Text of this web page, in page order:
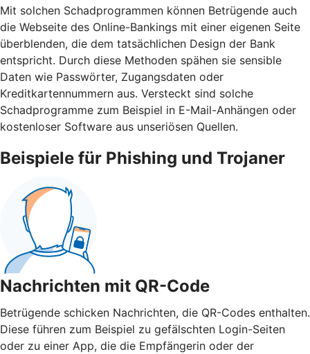
Mit solchen Schadprogrammen können Betrügende auch
die Webseite des Online-Bankings mit einer eigenen Seite
überblenden, die dem tatsächlichen Design der Bank
entspricht. Durch diese Methoden spähen sie sensible
Daten wie Passwörter, Zugangsdaten oder
Kreditkartennummern aus. Versteckt sind solche
Schadprogramme zum Beispiel in E-Mail-Anhängen oder
kostenloser Software aus unseriösen Quellen.
Beispiele für Phishing und Trojaner
Nachrichten mit QR-Code
Betrügende schicken Nachrichten, die QR-Codes enthalten.
Diese führen zum Beispiel zu gefälschten Login-Seiten
oder zu einer App, die die Empfängerin oder der